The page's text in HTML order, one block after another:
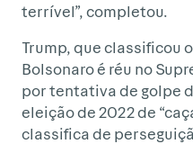
terrível”, completou.
Trump, que classificou
Bolsonaro é réu no
por tentativa de golpe
eleição de 2022 de
classifica de